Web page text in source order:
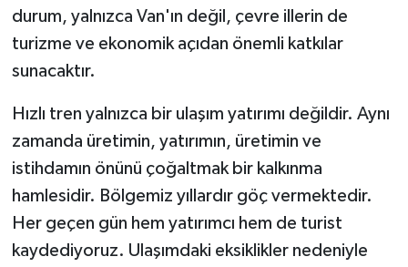
durum, yalnızca Van'ın değil, çevre illerin de
turizme ve ekonomik açıdan önemli katkılar
sunacaktır.
Hızlı tren yalnızca bir ulaşım yatırımı değildir. Aynı
zamanda üretimin, yatırımın, üretimin ve
istihdamın önünü çoğaltmak bir kalkınma
hamlesidir. Bölgemiz yıllardır göç vermektedir.
Her geçen gün hem yatırımcı hem de turist
kaydediyoruz. Ulaşımdaki eksiklikler nedeniyle